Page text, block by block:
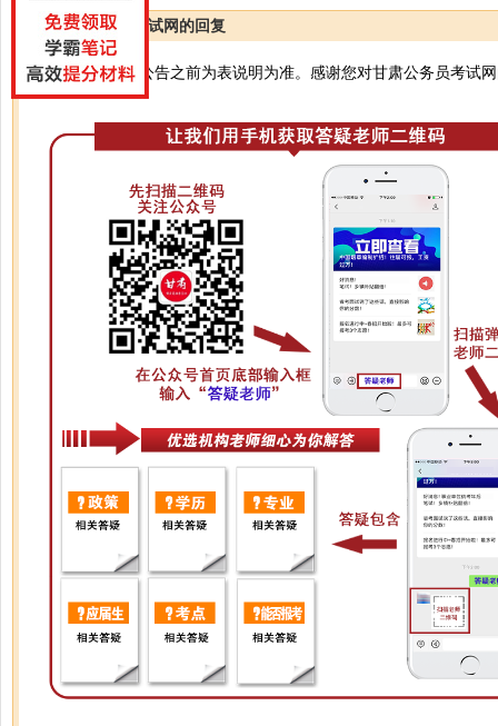
甘肃公务员考试网的回复
您好，是的，以公告之前为表说明为准。感谢您对甘肃公务员考试